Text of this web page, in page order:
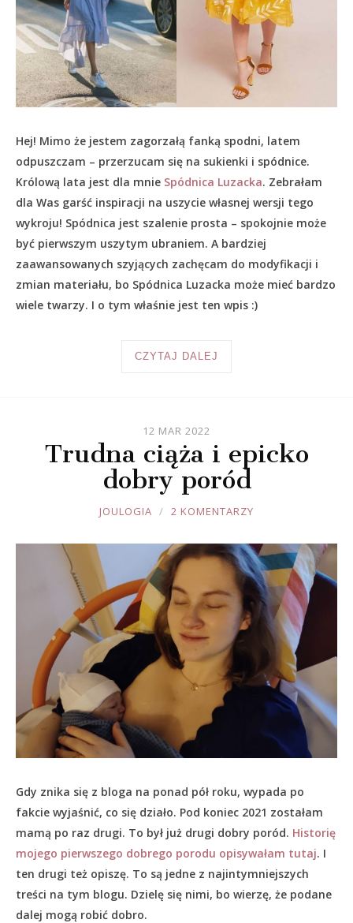
Hej! Mimo że jestem zagorzałą fanką spodni, latem
odpuszczam – przerzucam się na sukienki i spódnice.
Królową lata jest dla mnie Spódnica Luzacka. Zebrałam
dla Was garść inspiracji na uszycie własnej wersji tego
wykroju! Spódnica jest szalenie prosta – spokojnie może
być pierwszym uszytym ubraniem. A bardziej
zaawansowanych szyjących zachęcam do modyfikacji i
zmian materiału, bo Spódnica Luzacka może mieć bardzo
wiele twarzy. I o tym właśnie jest ten wpis :)
CZYTAJ DALEJ
12 MAR 2022
Trudna ciąża i epicko
dobry poród
JOULE
JOULOGIA 2 KOMENTARZY
Gdy znika się z bloga na ponad pół roku, wypada po
fakcie wyjaśnić, co się działo. Pod koniec 2021 zostałam
mamą po raz drugi. To był już drugi dobry poród. Historię
mojego pierwszego dobrego porodu opisywałam tutaj. I
ten drugi też opiszę. To są jedne z najintymniejszych
treści na tym blogu. Dzielę się nimi, bo wierzę, że podane
dalej mogą robić dobro.